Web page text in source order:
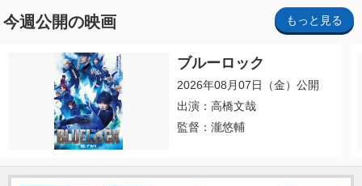
今週公開の映画 もっと見る
ブルーロック
2026年08月07日（金）公開
出演：高橋文哉
監督：瀧悠輔